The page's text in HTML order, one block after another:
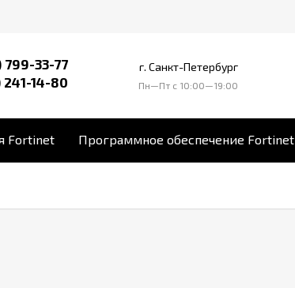
799-33-77
241-14-80
г. Санкт-Петербург
Пн—Пт c 10:00—19:00
Fortinet Программное обеспечение Fortinet